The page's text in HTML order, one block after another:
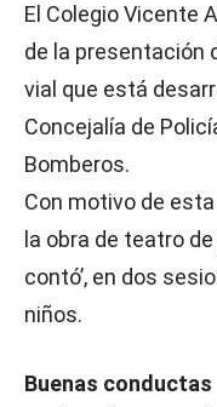
El Colegio Vicente
de la presentación
vial que está
Concejalía de
Bomberos.
Con motivo de
la obra de teatro
contó’, en dos
niños.
Buenas conductas